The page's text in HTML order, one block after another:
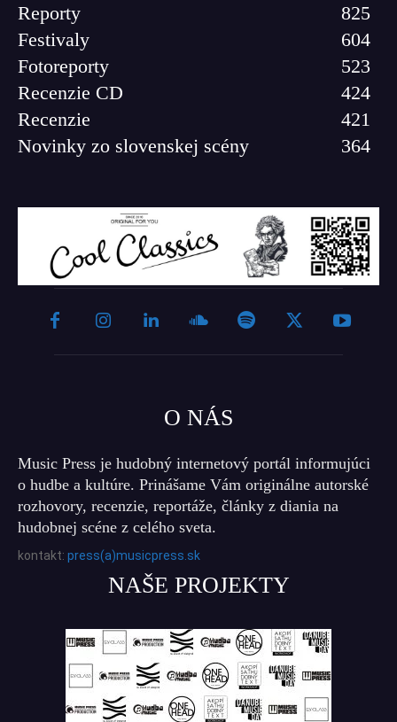
Reporty
825
Festivaly
604
Fotoreporty
523
Recenzie CD
424
Recenzie
421
Novinky zo slovenskej scény
364
O NÁS
Music Press je hudobný internetový portál informujúci
o hudbe a kultúre. Prinášame Vám originálne autorské
rozhovory, recenzie, reportáže, články z diania na
hudobnej scéne z celého sveta.
kontakt: press(a)musicpress.sk
NAŠE PROJEKTY